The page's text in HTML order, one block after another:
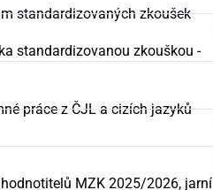
standardizovaných zkoušek
standardizovanou zkouškou -
práce z ČJL a cizích jazyků
MZK 2025/2026, jarní